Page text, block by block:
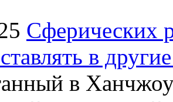
Сферических
в
в